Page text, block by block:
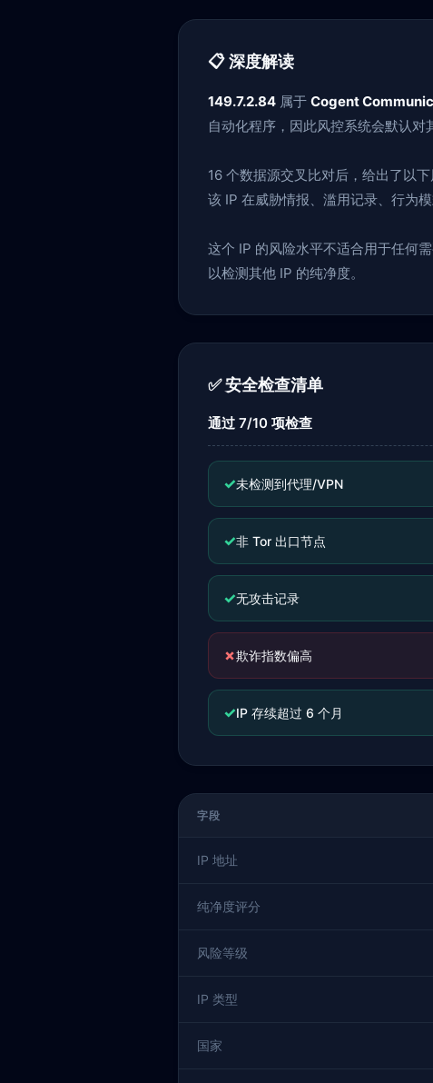
📋 深度解读
149.7.2.84 属于 Cogent
自动化程序，因此风控系统会默认
16 个数据源交叉比对后，给出了以下
该 IP 在威胁情报、滥用记录、行为
这个 IP 的风险水平不适合用于任何
以检测其他 IP 的纯净度。
✅ 安全检查清单
通过 7/10 项检查
✓未检测到代理/VPN
✓非 Tor 出口节点
✓无攻击记录
✗欺诈指数偏高
✓IP 存续超过 6 个月
字段
IP 地址
纯净度评分
风险等级
IP 类型
国家